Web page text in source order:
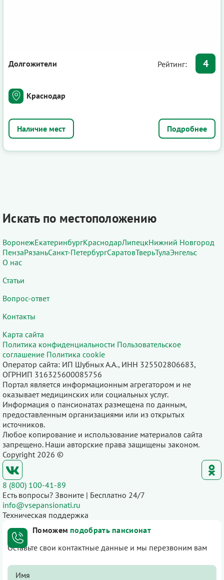
Долгожители Рейтинг: 4
Краснодар
Подробнее
Искать по местоположению
ВоронежЕкатеринбургКраснодарЛипецкНижний Новгород
ПензаРязаньСанкт-ПетербургСаратовТверьТулаЭнгельс
О нас
Статьи
Вопрос-ответ
Контакты
Карта сайта
Политика конфиденциальности Пользовательское
соглашение Политика cookie
Оператор сайта: ИП Шубных А.А., ИНН 325502806683,
ОГРНИП 316325600085756
Портал является информационным агрегатором и не
оказывает медицинских или социальных услуг.
Информация о пансионатах размещена по данным,
предоставленным организациями или из открытых
источников.
Любое копирование и использование материалов сайта
запрещено. Наши авторские права защищены законом.
Copyright 2026 ©
8 (800) 100-41-89
Есть вопросы? Звоните | Бесплатно 24/7
info@vsepansionati.ru
Техническая поддержка
Поможем подобрать пансионат
Оставьте свои контактные данные и мы перезвоним вам